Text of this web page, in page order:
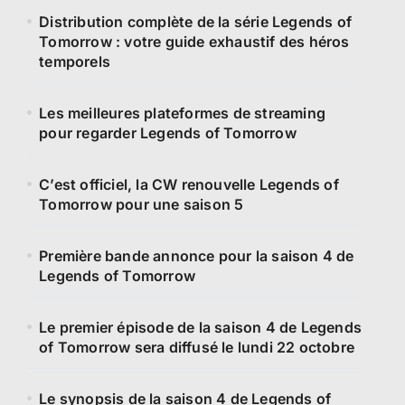
Distribution complète de la série Legends of
Tomorrow : votre guide exhaustif des héros
temporels
Les meilleures plateformes de streaming
pour regarder Legends of Tomorrow
C’est officiel, la CW renouvelle Legends of
Tomorrow pour une saison 5
Première bande annonce pour la saison 4 de
Legends of Tomorrow
Le premier épisode de la saison 4 de Legends
of Tomorrow sera diffusé le lundi 22 octobre
Le synopsis de la saison 4 de Legends of